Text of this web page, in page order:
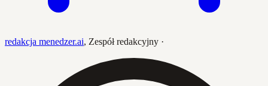
redakcja menedzer.ai, Zespół redakcyjny ·